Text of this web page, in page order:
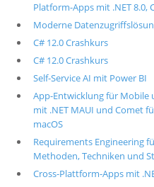
Platform-Apps mit .NET 8.0,
Moderne
C# 12.0 Crashkurs
C# 12.0 Crashkurs
Self-Service AI mit Power BI
App-Entwicklung für Mobile
mit .NET MAUI und Comet
macOS
Requirements Engineering
Methoden, Techniken und
Cross-Plattform-Apps mit